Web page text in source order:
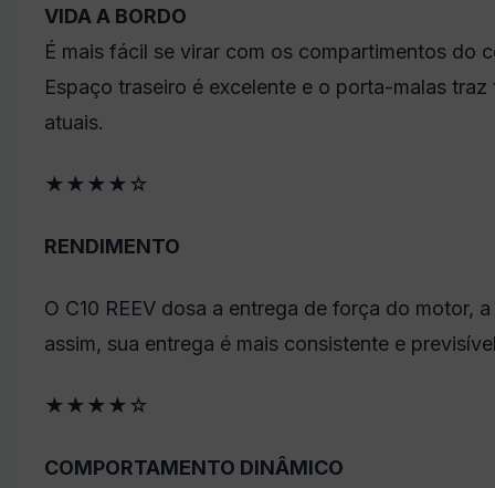
VIDA A BORDO
É mais fácil se virar com os compartimentos do
Espaço traseiro é excelente e o porta-malas
atuais.
★★★★☆
RENDIMENTO
O C10 REEV dosa a entrega de força do motor,
assim, sua entrega é mais consistente e
★★★★☆
COMPORTAMENTO DINÂMICO